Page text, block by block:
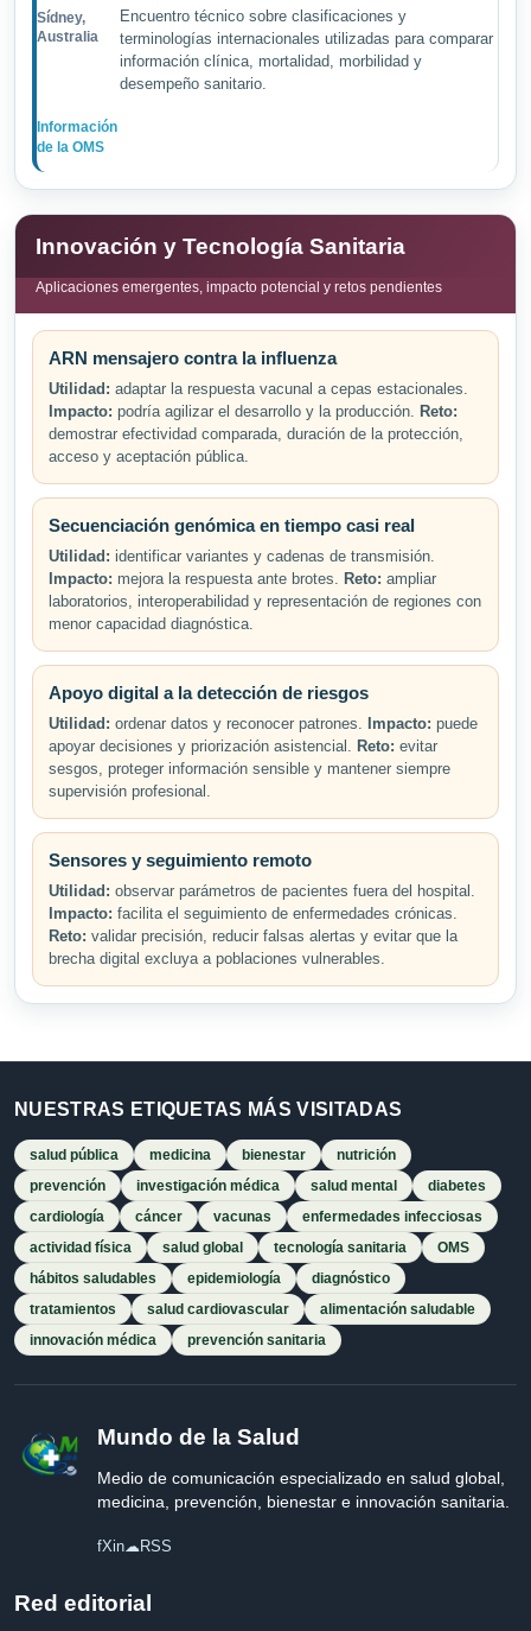
Sídney,
Australia
Encuentro técnico sobre clasificaciones y
terminologías internacionales utilizadas para comparar
información clínica, mortalidad, morbilidad y
desempeño sanitario.
Información
de la OMS
Innovación y Tecnología Sanitaria
Aplicaciones emergentes, impacto potencial y retos pendientes
ARN mensajero contra la influenza
Utilidad: adaptar la respuesta vacunal a cepas estacionales.
Impacto: podría agilizar el desarrollo y la producción. Reto:
demostrar efectividad comparada, duración de la protección,
acceso y aceptación pública.
Secuenciación genómica en tiempo casi real
Utilidad: identificar variantes y cadenas de transmisión.
Impacto: mejora la respuesta ante brotes. Reto: ampliar
laboratorios, interoperabilidad y representación de regiones con
menor capacidad diagnóstica.
Apoyo digital a la detección de riesgos
Utilidad: ordenar datos y reconocer patrones. Impacto: puede
apoyar decisiones y priorización asistencial. Reto: evitar
sesgos, proteger información sensible y mantener siempre
supervisión profesional.
Sensores y seguimiento remoto
Utilidad: observar parámetros de pacientes fuera del hospital.
Impacto: facilita el seguimiento de enfermedades crónicas.
Reto: validar precisión, reducir falsas alertas y evitar que la
brecha digital excluya a poblaciones vulnerables.
NUESTRAS ETIQUETAS MÁS VISITADAS
salud pública medicina bienestar
nutrición
prevención
investigación médica salud mental
diabetes
cardiología
cáncer vacunas
enfermedades infecciosas
actividad física
salud global tecnología sanitaria
OMS
hábitos saludables
epidemiología
diagnóstico
tratamientos
salud cardiovascular
alimentación saludable
innovación médica
prevención sanitaria
Mundo de la Salud
Medio de comunicación especializado en salud global,
medicina, prevención, bienestar e innovación sanitaria.
fXin☁RSS
Red editorial